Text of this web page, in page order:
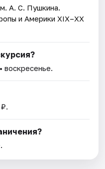
А. С. Пушкина.
и Америки XIX–XX
• воскресенье.